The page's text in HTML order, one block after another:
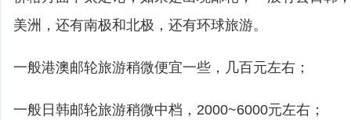
美洲，还有南极和北极，还有环球旅游。
一般港澳邮轮旅游稍微便宜一些，几百元左右；
一般日韩邮轮旅游稍微中档，2000~6000元左右；